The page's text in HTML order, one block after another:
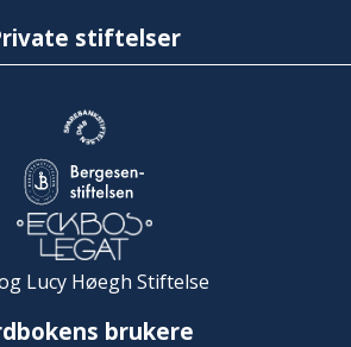
stiftelser
Lucy Høegh Stiftelse
brukere